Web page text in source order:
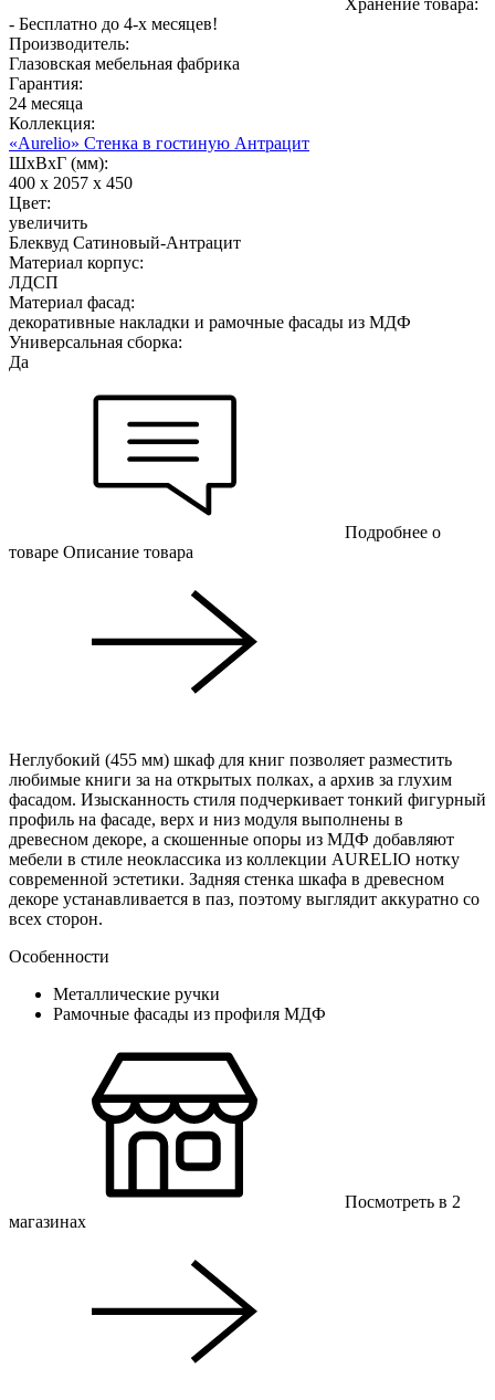
- Бесплатно до 4-х месяцев!
Производитель:
Глазовская мебельная фабрика
Гарантия:
24 месяца
Коллекция:
«Aurelio» Стенка в гостиную Антрацит
ШхВхГ (мм):
400 х 2057 х 450
Цвет:
увеличить
Блеквуд Сатиновый-Антрацит
Материал корпус:
ЛДСП
Материал фасад:
декоративные накладки и рамочные фасады из МДФ
Универсальная сборка:
Да
Подробнее о
товаре Описание товара
Неглубокий (455 мм) шкаф для книг позволяет разместить
любимые книги за на открытых полках, а архив за глухим
фасадом. Изысканность стиля подчеркивает тонкий фигурный
профиль на фасаде, верх и низ модуля выполнены в
древесном декоре, а скошенные опоры из МДФ добавляют
мебели в стиле неоклассика из коллекции AURELIO нотку
современной эстетики. Задняя стенка шкафа в древесном
декоре устанавливается в паз, поэтому выглядит аккуратно со
всех сторон.
Особенности
Металлические ручки
Рамочные фасады из профиля МДФ
Посмотреть в 2
магазинах